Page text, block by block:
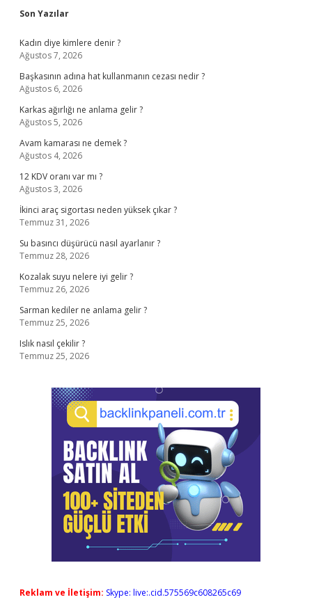
Sidebar
Son Yazılar
Kadın diye kimlere denir ?
Ağustos 7, 2026
Başkasının adına hat kullanmanın cezası nedir ?
Ağustos 6, 2026
Karkas ağırlığı ne anlama gelir ?
Ağustos 5, 2026
Avam kamarası ne demek ?
Ağustos 4, 2026
12 KDV oranı var mı ?
Ağustos 3, 2026
İkinci araç sigortası neden yüksek çıkar ?
Temmuz 31, 2026
Su basıncı düşürücü nasıl ayarlanır ?
Temmuz 28, 2026
Kozalak suyu nelere iyi gelir ?
Temmuz 26, 2026
Sarman kediler ne anlama gelir ?
Temmuz 25, 2026
Islık nasıl çekilir ?
Temmuz 25, 2026
Reklam ve İletişim: Skype: live:.cid.575569c608265c69